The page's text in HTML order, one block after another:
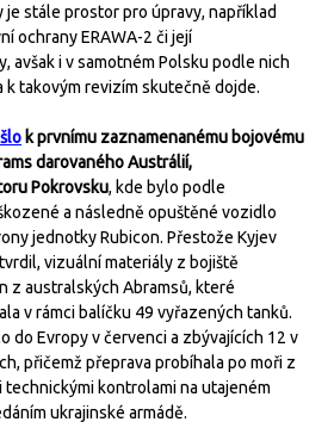
je stále prostor pro úpravy, například
ochrany ERAWA-2 či její
avšak i v samotném Polsku podle nich
takovým revizím skutečně dojde.
k prvnímu zaznamenanému bojovému
darovaného Austrálií,
Pokrovsku, kde bylo podle
a následně opuštěné vozidlo
jednotky Rubicon. Přestože Kyjev
vizuální materiály z bojiště
z australských Abramsů, které
v rámci balíčku 49 vyřazených tanků.
do Evropy v červenci a zbývajících 12 v
přičemž přeprava probíhala po moři z
kontrolami na utajeném
ukrajinské armádě.